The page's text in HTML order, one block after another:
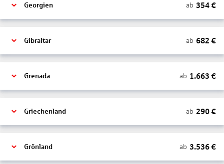
Georgien ab 354€
Gibraltar ab 682 €
Grenada ab 1.663 €
Griechenland ab 290€
Grönland ab 3.536€